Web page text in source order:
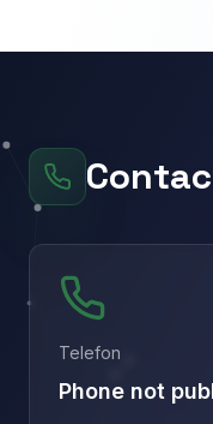
Telefon
Phone not